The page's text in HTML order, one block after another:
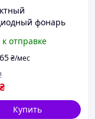
фонарь
для охоты,
фонарь
к отправке
₴/мес
₴
Купить